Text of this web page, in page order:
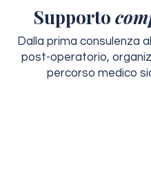
Supporto
Dalla prima consulenza
post-operatorio,
percorso medico